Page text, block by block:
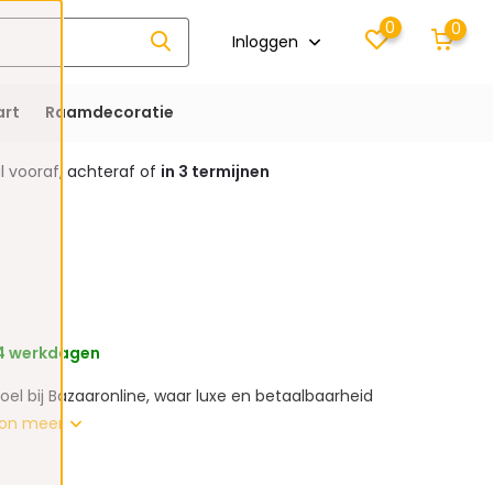
Inloggen
0 0
Raamdecoratie
vooraf, achteraf of in 3 termijnen
werkdagen
bij Bazaaronline, waar luxe en betaalbaarheid
meer